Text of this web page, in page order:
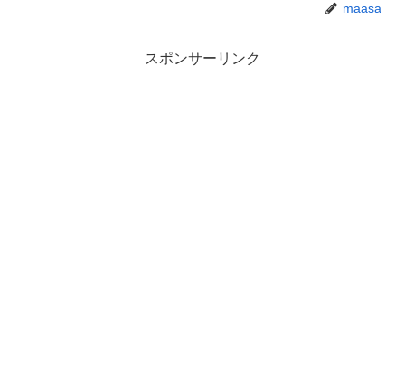
maasa
スポンサーリンク